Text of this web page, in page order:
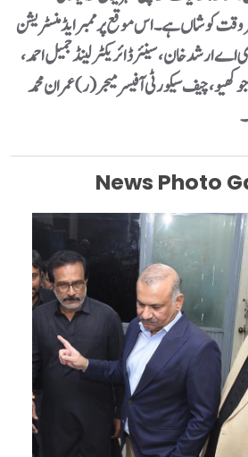
وقت کوشاں ہے۔اس موقع پر ممبر ایڈمنسٹریشن
ارشد خان، سینئر ڈائریکٹر لینڈ جمیل احمد،
چیف سیکورٹی آفیسر میجر (ر) عمران محمد
News Photo